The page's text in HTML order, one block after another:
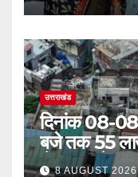
उत्तराखंड
दिनांक 08-
बजे तक 55
लेकर अपने
8 AUGUST